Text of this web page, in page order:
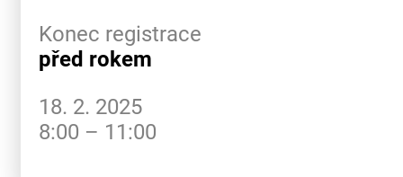
Konec registrace
před rokem
18. 2. 2025
8:00 – 11:00